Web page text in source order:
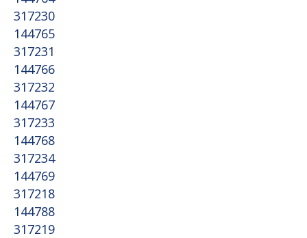
317230
144765
317231
144766
317232
144767
317233
144768
317234
144769
317218
144788
317219